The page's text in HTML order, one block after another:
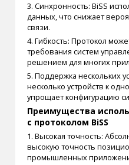
3. Синхронность: BiSS
данных, что снижает
связи.
4. Гибкость: Протокол
требования систем
решением для многих
5. Поддержка нескольких
несколько устройств к
упрощает конфигурацию
Преимущества
с протоколом BiSS
1. Высокая точность:
высокую точность
промышленных